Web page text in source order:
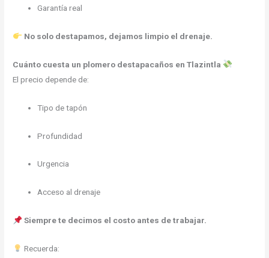
Garantía real
No solo destapamos, dejamos limpio el drenaje.
Cuánto cuesta un plomero destapacaños en Tlazintla
El precio depende de:
Tipo de tapón
Profundidad
Urgencia
Acceso al drenaje
Siempre te decimos el costo antes de trabajar.
Recuerda: